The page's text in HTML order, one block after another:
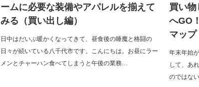
ームに必要な装備やアパレルを揃えて
みる（買い出し編）
日中はだいぶ暖かくなってきて、昼食後の睡魔と格闘の
日々が続いている八千代市です。こんにちは。お昼にラー
メンとチャーハン食べてしまうと午後の業務…
買い
へGO
マップ
年末年始
して、あ
のではな